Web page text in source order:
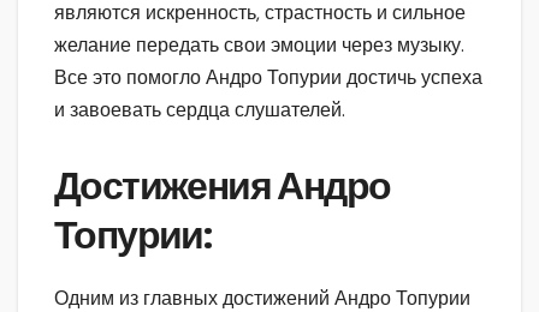
являются искренность, страстность и сильное
желание передать свои эмоции через музыку.
Все это помогло Андро Топурии достичь успеха
и завоевать сердца слушателей.
Достижения Андро
Топурии:
Одним из главных достижений Андро Топурии